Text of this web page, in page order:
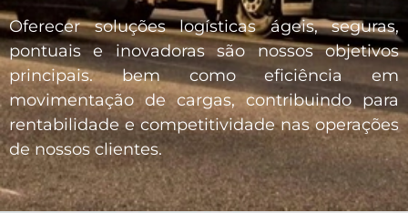
Oferecer soluções logísticas ágeis, seguras,
pontuais e inovadoras são nossos objetivos
principais. bem como eficiência em
movimentação de cargas, contribuindo para
rentabilidade e competitividade nas operações
de nossos clientes.